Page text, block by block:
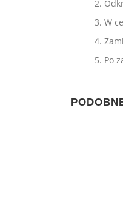
W
Po